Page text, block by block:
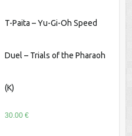
T-Paita – Yu-Gi-Oh Speed
Duel – Trials of the Pharaoh
(K)
30.00 €